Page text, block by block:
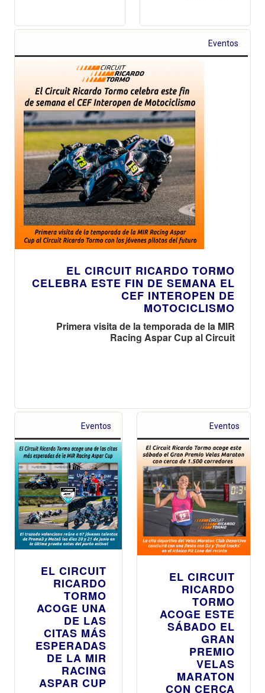
Eventos
EL CIRCUIT RICARDO TORMO
CELEBRA ESTE FIN DE SEMANA EL
CEF INTEROPEN DE
MOTOCICLISMO
Primera visita de la temporada de la MIR
Racing Aspar Cup al Circuit
Eventos
EL CIRCUIT
RICARDO
TORMO
ACOGE UNA
DE LAS
CITAS MÁS
ESPERADAS
DE LA MIR
RACING
ASPAR CUP
Eventos
EL CIRCUIT
RICARDO
TORMO
ACOGE ESTE
SÁBADO EL
GRAN
PREMIO
VELAS
MARATON
CON CERCA